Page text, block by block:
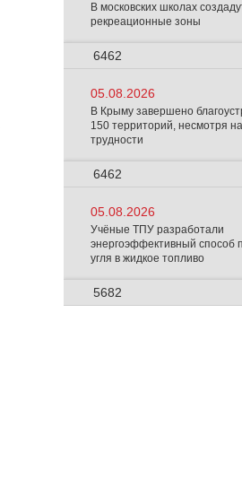
В московских школах
рекреационные зоны
6462
05.08.2026
В Крыму завершено
150 территорий, несмотря
трудности
6462
05.08.2026
Учёные ТПУ разработали
энергоэффективный способ
угля в жидкое топливо
5682